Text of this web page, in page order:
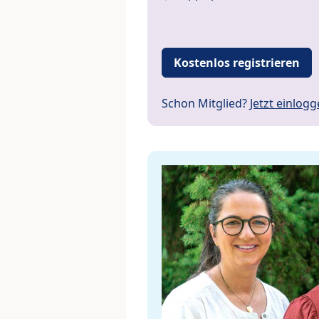
Kostenlos registrieren
Schon Mitglied? Jetzt